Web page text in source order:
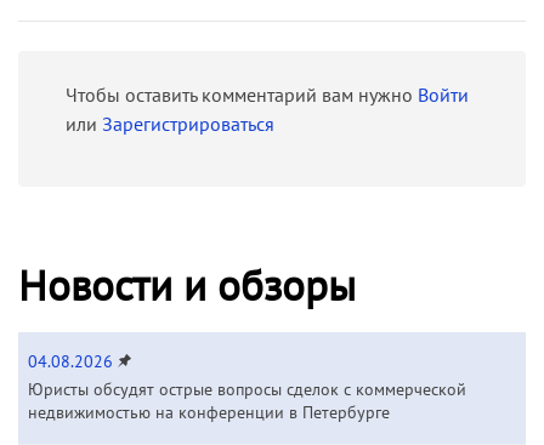
Чтобы оставить комментарий вам нужно Войти
или Зарегистрироваться
Новости и обзоры
04.08.2026
Юристы обсудят острые вопросы сделок с коммерческой
недвижимостью на конференции в Петербурге